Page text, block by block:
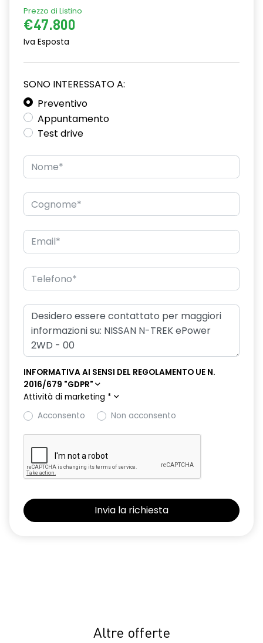
Prezzo di Listino
€47.800
Iva Esposta
SONO INTERESSATO A:
Preventivo
Appuntamento
Test drive
INFORMATIVA AI SENSI DEL REGOLAMENTO UE N.
2016/679 "GDPR"
Attività di marketing *
Acconsento
Non acconsento
Altre offerte